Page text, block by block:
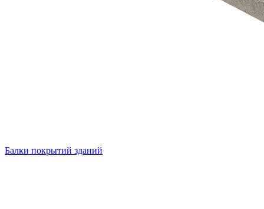
Балки покрытий зданий